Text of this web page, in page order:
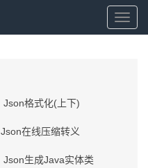
我
Json格式化(上下)
Json在线压缩转义
Json生成Java实体类